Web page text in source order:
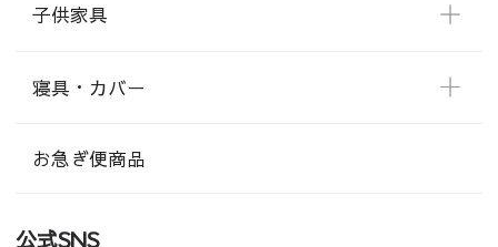
子供家具
寝具・カバー
お急ぎ便商品
公式SNS